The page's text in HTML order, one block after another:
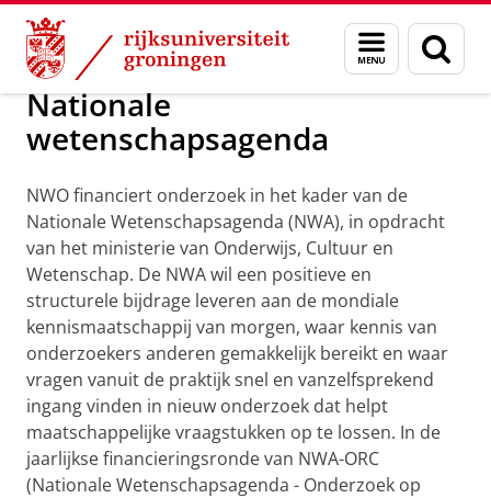
Skip
Content
Skip
Navigation
Menu
en
zoeken
Over ons Profiel Prijzen en toekenningen
Nationale
wetenschapsagenda
NWO financiert onderzoek in het kader van de
Nationale Wetenschapsagenda (NWA), in opdracht
van het ministerie van Onderwijs, Cultuur en
Wetenschap. De NWA wil een positieve en
structurele bijdrage leveren aan de mondiale
kennismaatschappij van morgen, waar kennis van
onderzoekers anderen gemakkelijk bereikt en waar
vragen vanuit de praktijk snel en vanzelfsprekend
ingang vinden in nieuw onderzoek dat helpt
maatschappelijke vraagstukken op te lossen. In de
jaarlijkse financieringsronde van NWA-ORC
(Nationale Wetenschapsagenda - Onderzoek op